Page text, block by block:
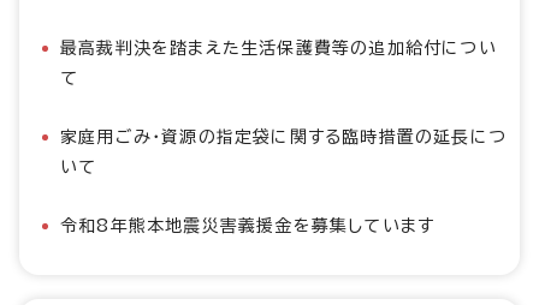
最高裁判決を踏まえた生活保護費等の追加給付につい
て
家庭用ごみ・資源の指定袋に関する臨時措置の延長につ
いて
令和8年熊本地震災害義援金を募集しています